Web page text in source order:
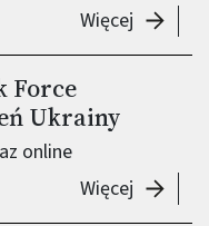
Więcej Efekty
Force
Ukrainy
online
Więcej